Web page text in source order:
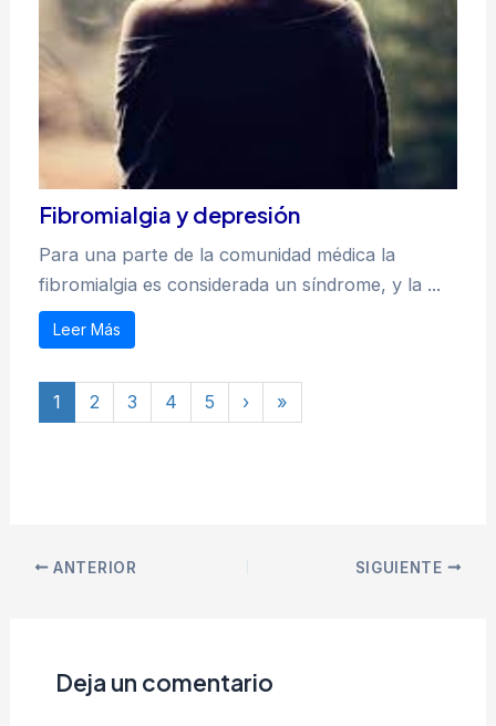
Fibromialgia y depresión
Para una parte de la comunidad médica la
fibromialgia es considerada un síndrome, y la ...
Leer Más
1 2 3 4 5 › »
ANTERIOR SIGUIENTE
Deja un comentario